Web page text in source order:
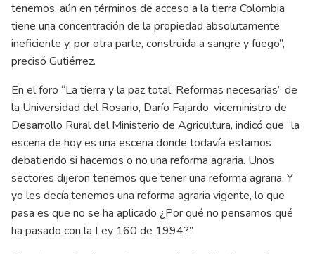
tenemos, aún en términos de acceso a la tierra Colombia
tiene una concentración de la propiedad absolutamente
ineficiente y, por otra parte, construida a sangre y fuego”,
precisó Gutiérrez.
En el foro “La tierra y la paz total. Reformas necesarias” de
la Universidad del Rosario, Darío Fajardo, viceministro de
Desarrollo Rural del Ministerio de Agricultura, indicó que “la
escena de hoy es una escena donde todavía estamos
debatiendo si hacemos o no una reforma agraria. Unos
sectores dijeron tenemos que tener una reforma agraria. Y
yo les decía,tenemos una reforma agraria vigente, lo que
pasa es que no se ha aplicado ¿Por qué no pensamos qué
ha pasado con la Ley 160 de 1994?”